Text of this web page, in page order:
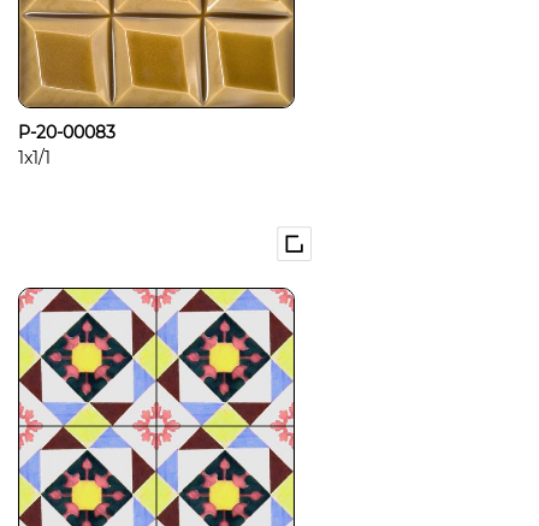
P-20-00083
1x1/1